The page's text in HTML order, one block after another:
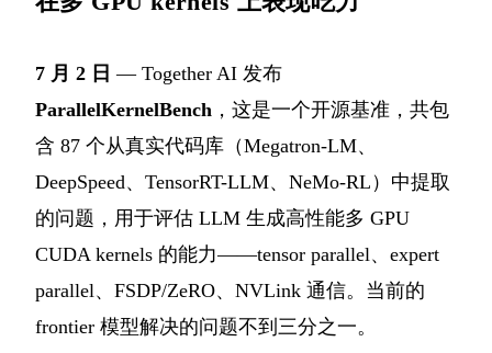
7 月 2 日 — Together AI 发布
ParallelKernelBench ，这是一个开源基准，共包
含 87 个从真实代码库（Megatron-LM、
DeepSpeed、TensorRT-LLM、NeMo-RL）中提取
的问题，用于评估 LLM 生成高性能多 GPU
CUDA kernels 的能力——tensor parallel、expert
parallel、FSDP/ZeRO、NVLink 通信。当前的
frontier 模型解决的问题不到三分之一。